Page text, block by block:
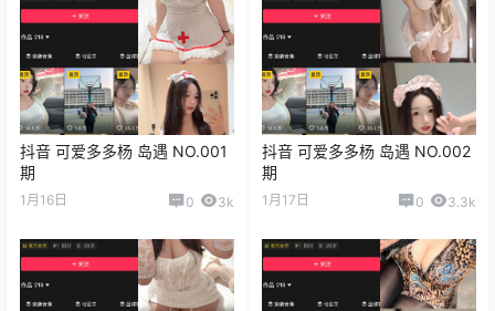
抖音 可爱多多杨 岛遇 NO.001
期
1月16日 0 3k
抖音 可爱多多杨 岛遇 NO.002
期
1月17日 0 3.3k